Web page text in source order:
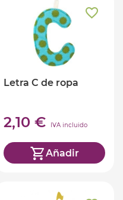
Letra C de ropa
2,10 € IVA incluido
Añadir